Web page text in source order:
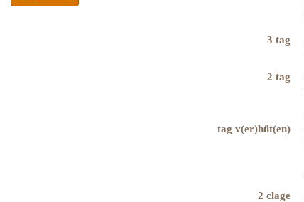
3 tag
2 tag
tag v(er)hűt(en)
2 clage